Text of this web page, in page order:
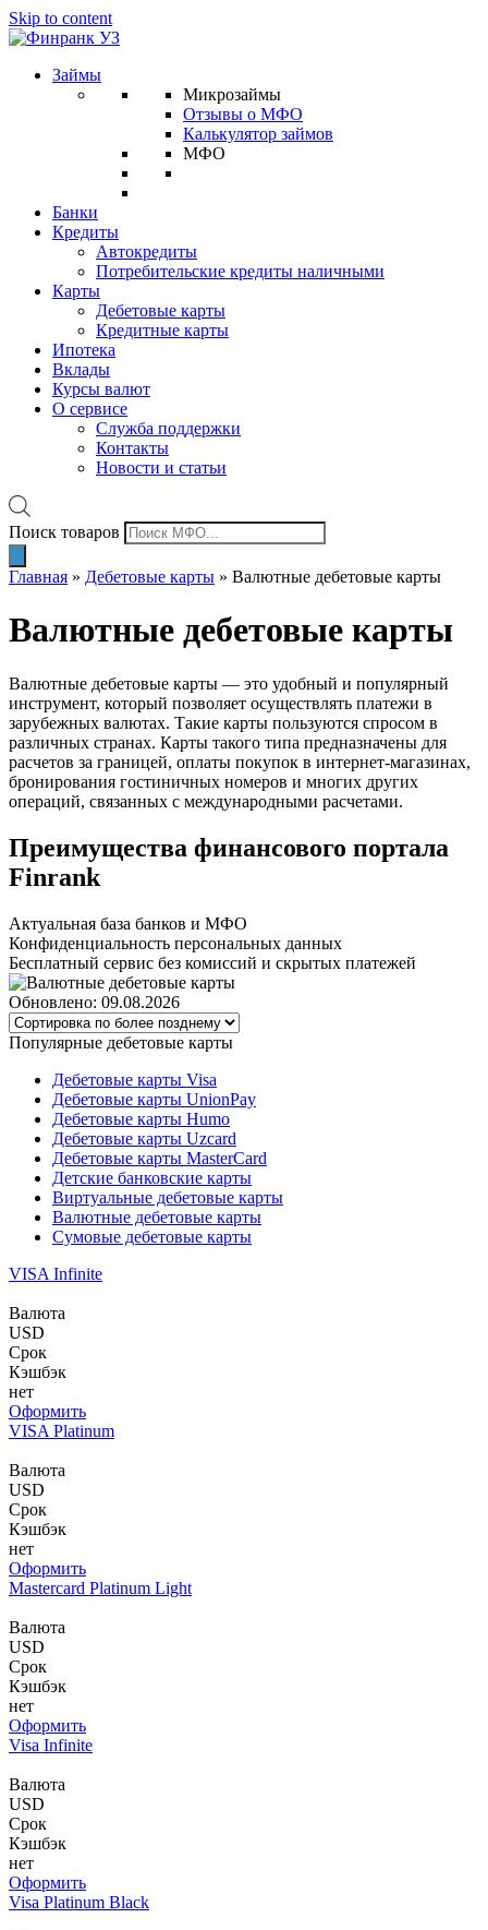
Skip to content
Займы
Микрозаймы
Отзывы о МФО
Калькулятор займов
МФО
Банки
Кредиты
Автокредиты
Потребительские кредиты наличными
Карты
Дебетовые карты
Кредитные карты
Ипотека
Вклады
Курсы валют
О сервисе
Служба поддержки
Контакты
Новости и статьи
Поиск товаров
Главная » Дебетовые карты » Валютные дебетовые карты
Валютные дебетовые карты
Валютные дебетовые карты — это удобный и популярный
инструмент, который позволяет осуществлять платежи в
зарубежных валютах. Такие карты пользуются спросом в
различных странах. Карты такого типа предназначены для
расчетов за границей, оплаты покупок в интернет-магазинах,
бронирования гостиничных номеров и многих других
операций, связанных с международными расчетами.
Преимущества финансового портала
Finrank
Актуальная база банков и МФО
Конфиденциальность персональных данных
Бесплатный сервис без комиссий и скрытых платежей
Обновлено: 09.08.2026
Популярные дебетовые карты
Дебетовые карты Visa
Дебетовые карты UnionPay
Дебетовые карты Humo
Дебетовые карты Uzcard
Дебетовые карты MasterCard
Детские банковские карты
Виртуальные дебетовые карты
Валютные дебетовые карты
Сумовые дебетовые карты
VISA Infinite
Валюта
USD
Срок
Кэшбэк
нет
Оформить
VISA Platinum
Валюта
USD
Срок
Кэшбэк
нет
Оформить
Mastercard Platinum Light
Валюта
USD
Срок
Кэшбэк
нет
Оформить
Visa Infinite
Валюта
USD
Срок
Кэшбэк
нет
Оформить
Visa Platinum Black